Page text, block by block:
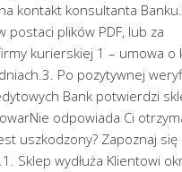
kontakt konsultanta
postaci plików PDF, lub za
kurierskiej 1 – umowa o
Po pozytywnej
Bank potwierdzi
odpowiada Ci
uszkodzony? Zapoznaj się
Sklep wydłuża Klientowi